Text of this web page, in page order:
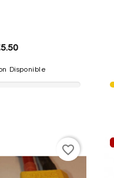
Disponible
favorite_border